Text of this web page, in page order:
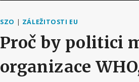
SZO | ZÁLEŽITOSTI EU
Proč by politici
organizace